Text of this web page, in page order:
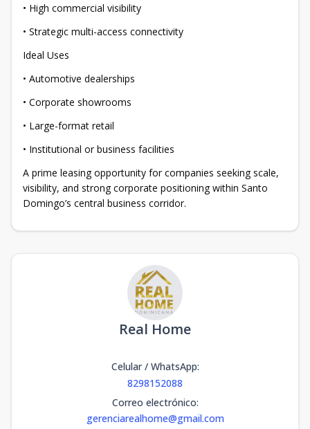
• High commercial visibility
• Strategic multi-access connectivity
Ideal Uses
• Automotive dealerships
• Corporate showrooms
• Large-format retail
• Institutional or business facilities
A prime leasing opportunity for companies seeking scale,
visibility, and strong corporate positioning within Santo
Domingo’s central business corridor.
Real Home
Celular / WhatsApp:
8298152088
Correo electrónico:
gerenciarealhome@gmail.com